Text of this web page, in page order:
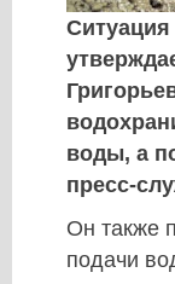
воды, а
пресс-
Он также
подачи